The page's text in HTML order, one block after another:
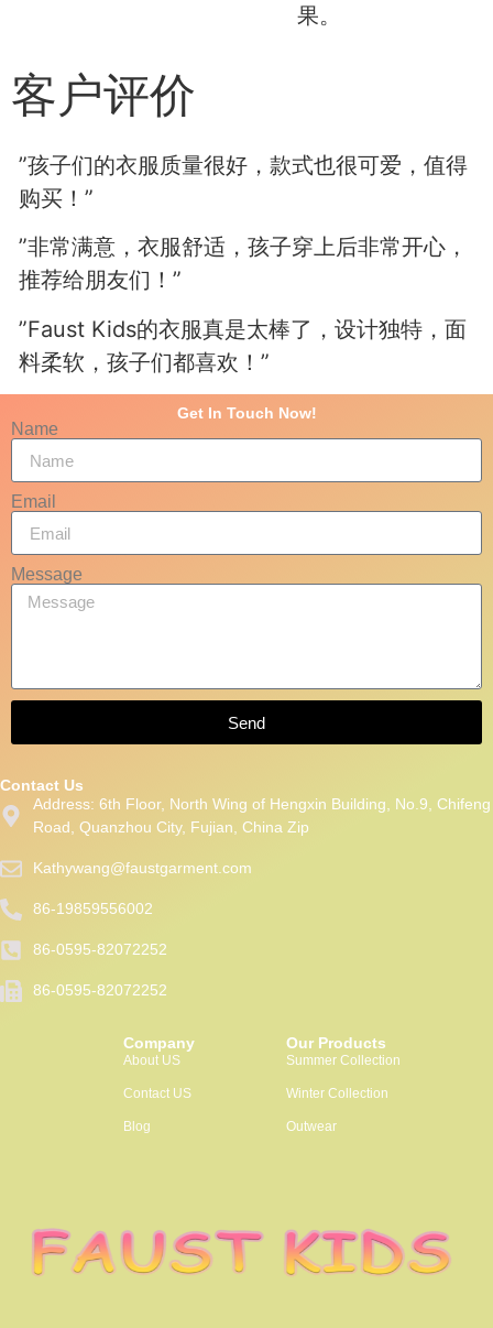
果。
客户评价
”孩子们的衣服质量很好，款式也很可爱，值得
购买！”
”非常满意，衣服舒适，孩子穿上后非常开心，
推荐给朋友们！”
”Faust Kids的衣服真是太棒了，设计独特，面
料柔软，孩子们都喜欢！”
Our Products
Summer Collection
Winter Collection
Outwear
Company
About US
Contact US
Blog
Contact Us
Address: 6th Floor, North Wing of Hengxin Building, No.9, Chifeng
Road, Quanzhou City, Fujian, China Zip
Kathywang@faustgarment.com
86-19859556002
86-0595-82072252
86-0595-82072252
Get In Touch Now!
Name
Email
Message
Send